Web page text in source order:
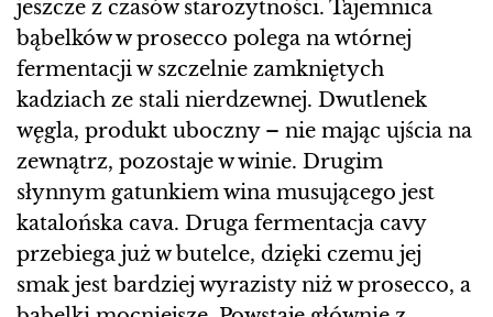
jeszcze z czasów starożytności. Tajemnica
bąbelków w prosecco polega na wtórnej
fermentacji w szczelnie zamkniętych
kadziach ze stali nierdzewnej. Dwutlenek
węgla, produkt uboczny – nie mając ujścia na
zewnątrz, pozostaje w winie. Drugim
słynnym gatunkiem wina musującego jest
katalońska cava. Druga fermentacja cavy
przebiega już w butelce, dzięki czemu jej
smak jest bardziej wyrazisty niż w prosecco, a